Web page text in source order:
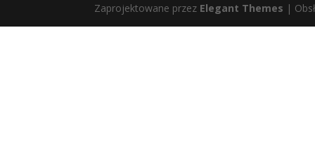
Zaprojektowane przez Elegant Themes |